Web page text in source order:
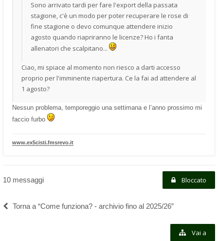
Sono arrivato tardi per fare l'export della passata
stagione, c'è un modo per poter recuperare le rose di
fine stagione o devo comunque attendere inizio
agosto quando riapriranno le licenze? Ho i fanta
allenatori che scalpitano...
Ciao, mi spiace al momento non riesco a darti accesso
proprio per l'imminente riapertura. Ce la fai ad attendere al
1 agosto?
Nessun problema, temporeggio una settimana e l’anno prossimo mi
faccio furbo
www.ex5cisti.fmsrevo.it
10 messaggi Bloccato
Torna a “Come funziona? - archivio fino al 2025/26”
Vai a